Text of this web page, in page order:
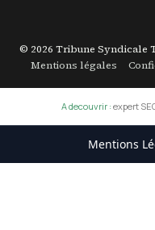
© 2026 Tribune Syndicale
Mentions légales
A decouvrir : expert
Mentions